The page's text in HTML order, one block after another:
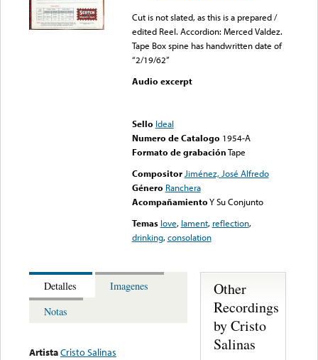
Cut is not slated, as this is a prepared /
edited Reel. Accordion: Merced Valdez.
Tape Box spine has handwritten date of
“2/19/62”
Audio excerpt
Sello Ideal
Numero de Catalogo 1954-A
Formato de grabaciónTape
Compositor Jiménez, José Alfredo
Género Ranchera
AcompañamientoY Su Conjunto
Temas love, lament, reflection,
drinking,consolation
Detalles
Imagenes
Notas
ArtistaCristo Salinas
Other
Recordings
by Cristo
Salinas